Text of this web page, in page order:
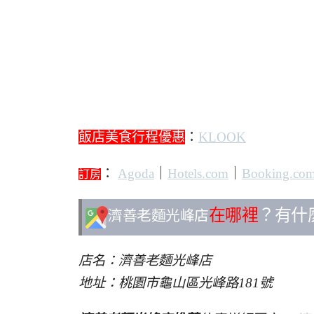
飯店美食行程優惠 ： KLOOK
訂房 ： Agoda Hotels.com Booking.com
濟善老麵光峰店在哪裡 ？有什
店名：濟善老麵光峰店
地址：桃園市龜山區光峰路181號